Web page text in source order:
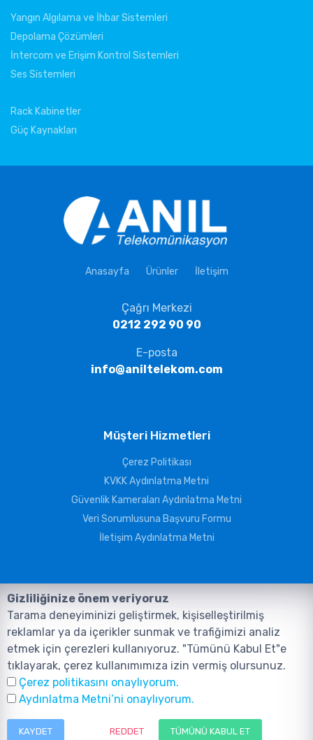
Yangın Algılama ve İhbar Sistemleri
Depolama Çözümleri
İntercom ve Erişim Kontrol Sistemleri
Ses Sistemleri
Rack Kabinetler
Güç Kaynakları
Anasayfa Ürünler İletişim
Çağrı Merkezi
0212 292 90 90
E-posta
info@aniltelekom.com
Müşteri Hizmetleri
Çerez Politikası
KVKK Aydınlatma Metni
Güvenlik Kameraları Aydınlatma Metni
Veri Sorumlusuna Başvuru Formu
İletişim Aydınlatma Metni
©2026, Tüm Hakları ANIL TELEKOMÜNİKASYON GÜVENLİK VE BİLİŞİM
SİSTEMLERİ SAN. TİC. LTD. ŞTİ. aittir.Tasarım ve Yazılım:
Tasarım Yazılım ve Teknoloji
Gizliliğinize önem veriyoruz
Tarama deneyiminizi geliştirmek, kişiselleştirilmiş
reklamlar ya da içerikler sunmak ve trafiğimizi analiz
etmek için çerezleri kullanıyoruz. "Tümünü Kabul Et"e
tıklayarak, çerez kullanımımıza izin vermiş olursunuz.
Çerez politikasını onaylıyorum.
Aydınlatma Metni’ni onaylıyorum.
KAYDET REDDET TÜMÜNÜ KABUL ET